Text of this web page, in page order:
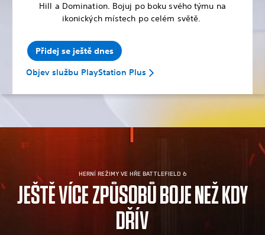
Hill a Domination. Bojuj po boku svého týmu na
ikonických místech po celém světě.
Přidej se ještě dnes
Objev službu PlayStation Plus
HERNÍ REŽIMY VE HŘE BATTLEFIELD 6
JEŠTĚ VÍCE ZPŮSOBŮ BOJE NEŽ KDY
DŘÍV